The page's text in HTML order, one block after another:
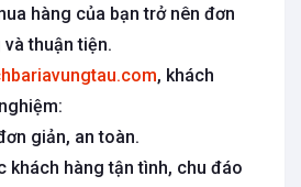
hàng của bạn trở nên đơn
thuận tiện.
, khách
giản, an toàn.
khách hàng tận tình, chu đáo